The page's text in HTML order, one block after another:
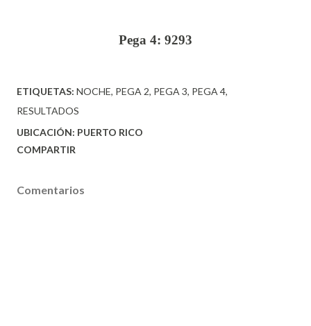
Pega 4: 9293
ETIQUETAS: NOCHE PEGA 2 PEGA 3 PEGA 4
RESULTADOS
UBICACIÓN: PUERTO RICO
COMPARTIR
Comentarios